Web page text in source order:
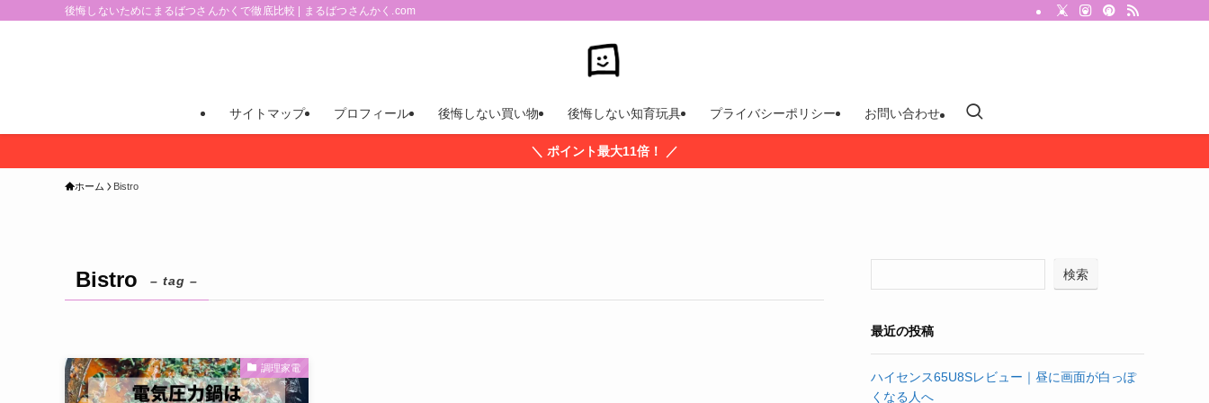
後悔しないためにまるばつさんかくで徹底比較 | まるばつさんかく.com
サイトマップ プロフィール 後悔しない買い物 後悔しない知育玩具 プライバシーポリシー お問い合わせ
＼ ポイント最大11倍！ ／
ホーム Bistro
Bistro – tag –
調理家電
検索
最近の投稿
ハイセンス65U8Sレビュー｜昼に画面が白っぽ
くなる人へ